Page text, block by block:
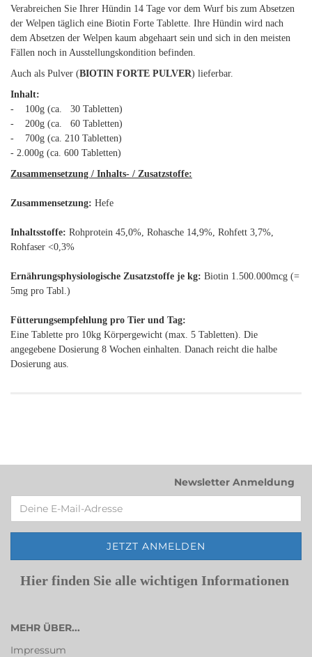
Verabreichen Sie Ihrer Hündin 14 Tage vor dem Wurf bis zum Absetzen
der Welpen täglich eine Biotin Forte Tablette. Ihre Hündin wird nach
dem Absetzen der Welpen kaum abgehaart sein und sich in den meisten
Fällen noch in Ausstellungskondition befinden.
Auch als Pulver (BIOTIN FORTE PULVER) lieferbar.
Inhalt:
- 100g (ca. 30 Tabletten)
- 200g (ca. 60 Tabletten)
- 700g (ca. 210 Tabletten)
- 2.000g (ca. 600 Tabletten)
Zusammensetzung / Inhalts- / Zusatzstoffe:
Zusammensetzung: Hefe
Inhaltsstoffe: Rohprotein 45,0%, Rohasche 14,9%, Rohfett 3,7%,
Rohfaser <0,3%
Ernährungsphysiologische Zusatzstoffe je kg: Biotin 1.500.000mcg (=
5mg pro Tabl.)
Fütterungsempfehlung pro Tier und Tag:
Eine Tablette pro 10kg Körpergewicht (max. 5 Tabletten). Die
angegebene Dosierung 8 Wochen einhalten. Danach reicht die halbe
Dosierung aus.
Newsletter Anmeldung
Hier finden Sie alle wichtigen Informationen
MEHR ÜBER...
Impressum